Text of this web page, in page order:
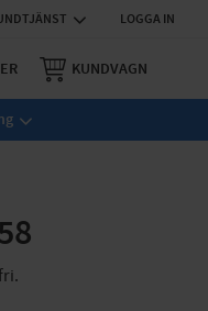
LOGGA IN
KUNDVAGN